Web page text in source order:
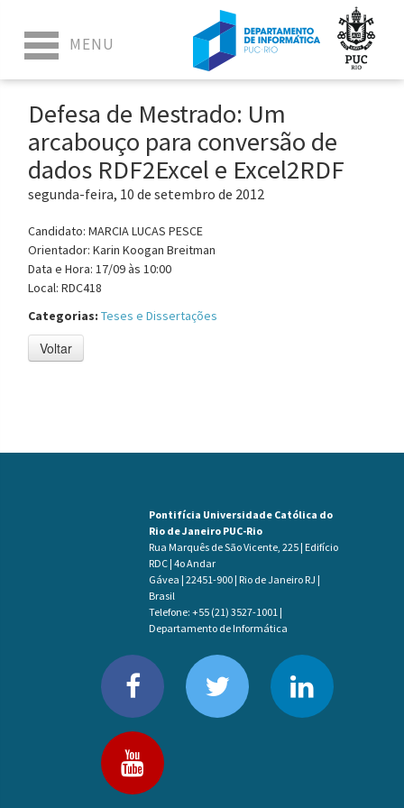
Defesa de Mestrado: Um
arcabouço para conversão de
dados RDF2Excel e Excel2RDF
segunda-feira, 10 de setembro de 2012
Candidato: MARCIA LUCAS PESCE
Orientador: Karin Koogan Breitman
Data e Hora: 17/09 às 10:00
Local: RDC418
Categorias: Teses e Dissertações
Voltar
Pontifícia Universidade Católica do
Rio de Janeiro PUC-Rio
Rua Marquês de São Vicente, 225 | Edifício
RDC | 4o Andar
Gávea | 22451-900 | Rio de Janeiro RJ |
Brasil
Telefone: +55 (21) 3527-1001 |
Departamento de Informática